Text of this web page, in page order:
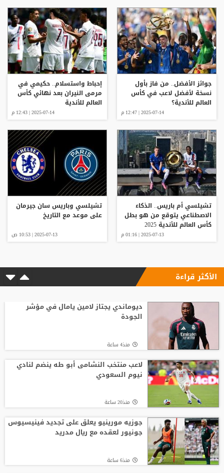
جوائز الأفضل.. من فاز بأول
نسخة لأفضل لاعب في كأس
العالم للأندية؟
2025-07-14 | 12:47 م
إحباط واستسلام.. حكيمي في
مرمى النيران بعد نهائي كأس
العالم للأندية
2025-07-14 | 12:43 م
تشيلسي أم باريس.. الذكاء
الاصطناعي يتوقع من هو بطل
كأس العالم للأندية 2025
2025-07-13 | 01:16 م
تشيلسي وباريس سان جيرمان
على موعد مع التاريخ
2025-07-13 | 10:53 ص
الأكثر قراءة
ديوماندي يجتاز لامين يامال في مؤشر
الجودة
منذ4 ساعة
لاعب منتخب النشامى أبو طه ينضم لنادي
نيوم السعودي
منذ20 ساعة
جوزيه مورينيو يعلق على تجديد فينيسيوس
جونيور لعقده مع ريال مدريد
منذ6 ساعة